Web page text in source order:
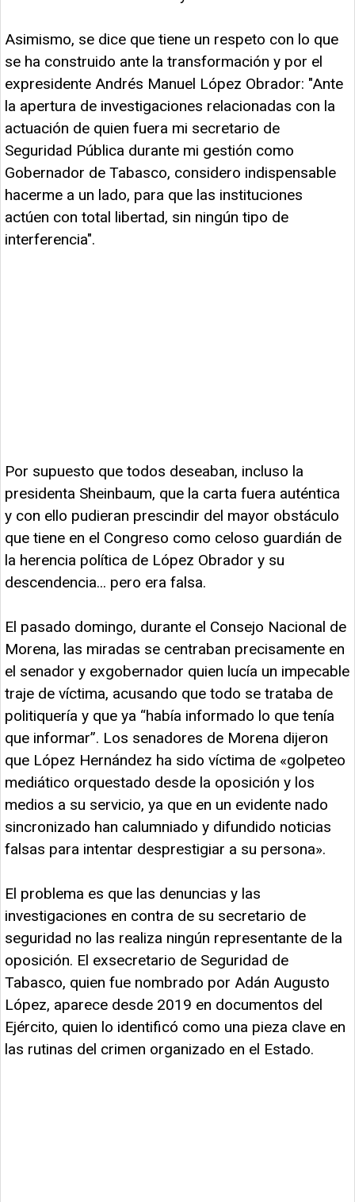
Asimismo, se dice que tiene un respeto con lo que
se ha construido ante la transformación y por el
expresidente Andrés Manuel López Obrador: "Ante
la apertura de investigaciones relacionadas con la
actuación de quien fuera mi secretario de
Seguridad Pública durante mi gestión como
Gobernador de Tabasco, considero indispensable
hacerme a un lado, para que las instituciones
actúen con total libertad, sin ningún tipo de
interferencia".
Por supuesto que todos deseaban, incluso la
presidenta Sheinbaum, que la carta fuera auténtica
y con ello pudieran prescindir del mayor obstáculo
que tiene en el Congreso como celoso guardián de
la herencia política de López Obrador y su
descendencia... pero era falsa.
El pasado domingo, durante el Consejo Nacional de
Morena, las miradas se centraban precisamente en
el senador y exgobernador quien lucía un impecable
traje de víctima, acusando que todo se trataba de
politiquería y que ya “había informado lo que tenía
que informar”. Los senadores de Morena dijeron
que López Hernández ha sido víctima de «golpeteo
mediático orquestado desde la oposición y los
medios a su servicio, ya que en un evidente nado
sincronizado han calumniado y difundido noticias
falsas para intentar desprestigiar a su persona».
El problema es que las denuncias y las
investigaciones en contra de su secretario de
seguridad no las realiza ningún representante de la
oposición. El exsecretario de Seguridad de
Tabasco, quien fue nombrado por Adán Augusto
López, aparece desde 2019 en documentos del
Ejército, quien lo identificó como una pieza clave en
las rutinas del crimen organizado en el Estado.